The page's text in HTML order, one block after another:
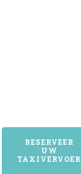
RESERVEER
UW
TAXIVERVOER